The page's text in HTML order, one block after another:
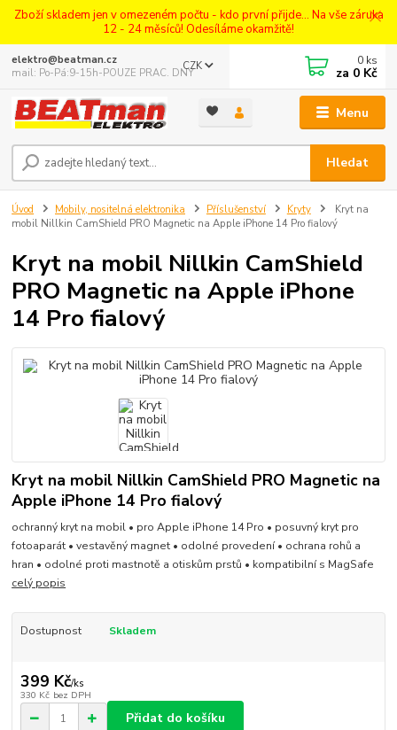
Zboží skladem jen v omezeném počtu - kdo první přijde... Na vše záruka
12 - 24 měsíců! Odesíláme okamžitě!
Menu
CZK
Hledat
elektro@beatman.cz
mail: Po-Pá:9-15h-POUZE PRAC. DNY
0 ks
za 0 Kč
Úvod Mobily, nositelná elektronika Příslušenství Kryty
Kryt na
mobil Nillkin CamShield PRO Magnetic na Apple iPhone 14 Pro fialový
Kryt na mobil Nillkin CamShield
PRO Magnetic na Apple iPhone
14 Pro fialový
Kryt na mobil Nillkin CamShield PRO Magnetic na
Apple iPhone 14 Pro fialový
ochranný kryt na mobil • pro Apple iPhone 14 Pro • posuvný kryt pro
fotoaparát • vestavěný magnet • odolné provedení • ochrana rohů a
hran • odolné proti mastnotě a otiskům prstů • kompatibilní s MagSafe
celý popis
Dostupnost Skladem
399 Kč/ks
330 Kč bez DPH
Přidat do košíku